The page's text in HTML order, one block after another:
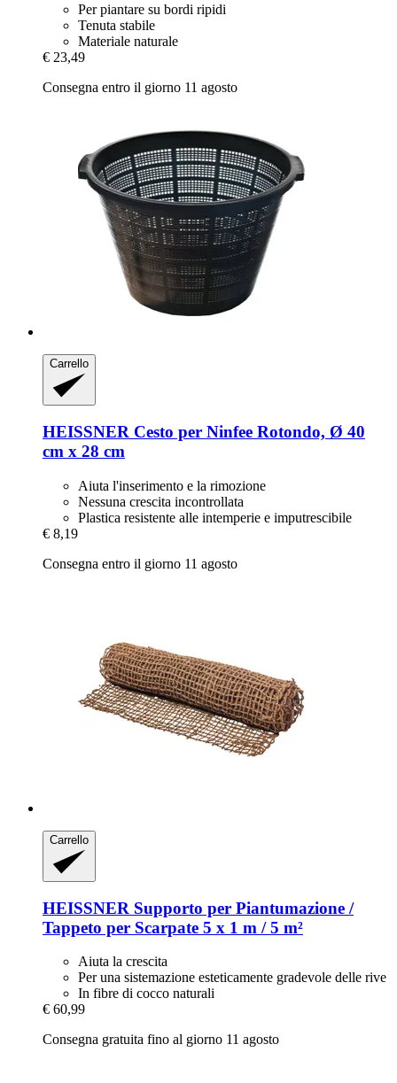
Per piantare su bordi ripidi
Tenuta stabile
Materiale naturale
€ 23,49
Consegna entro il giorno 11 agosto
Carrello
HEISSNER Cesto per Ninfee Rotondo, Ø 40
cm x 28 cm
Aiuta l'inserimento e la rimozione
Nessuna crescita incontrollata
Plastica resistente alle intemperie e imputrescibile
€ 8,19
Consegna entro il giorno 11 agosto
Carrello
HEISSNER Supporto per Piantumazione /
Tappeto per Scarpate 5 x 1 m / 5 m²
Aiuta la crescita
Per una sistemazione esteticamente gradevole delle rive
In fibre di cocco naturali
€ 60,99
Consegna gratuita fino al giorno 11 agosto